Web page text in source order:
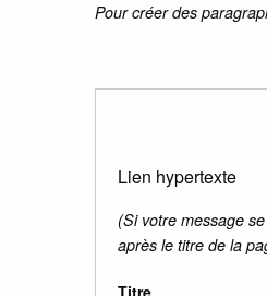
Pour créer des
Lien hypertexte
(Si votre message
après le titre de la